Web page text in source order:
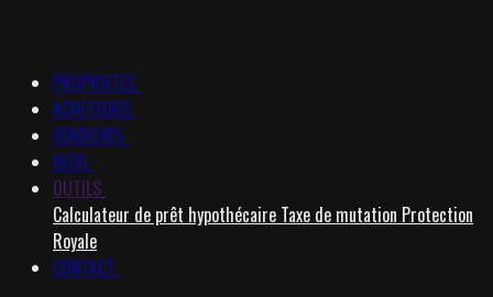
PROPRIETES
ACHETEURS
VENDEURS
BLOG
OUTILS
Calculateur de prêt hypothécaire Taxe de mutation Protection
Royale
CONTACT